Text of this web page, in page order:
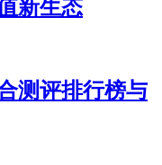
新生态
测评排行榜与